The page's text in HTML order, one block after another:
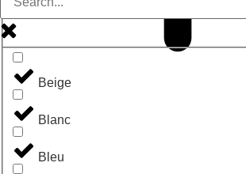
Beige
Blanc
Bleu